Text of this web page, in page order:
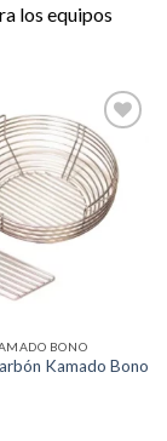
los equipos
Añadir
a la
lista de
BONO
Kamado Bono